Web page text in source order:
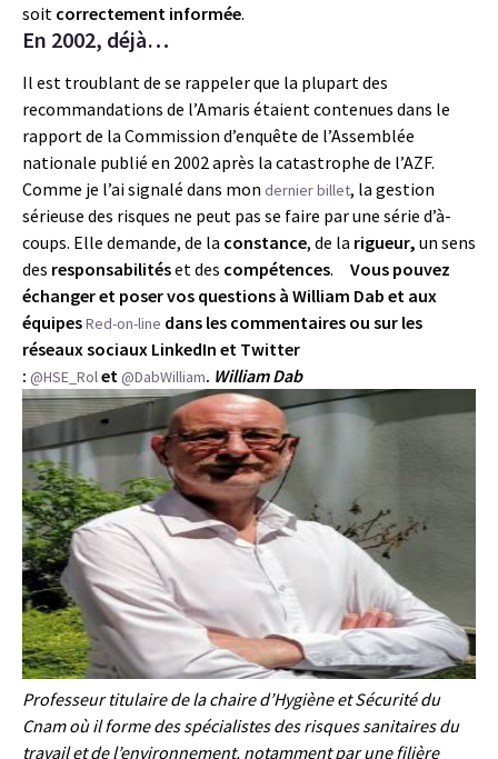
soit correctement informée.
En 2002, déjà…
Il est troublant de se rappeler que la plupart des
recommandations de l’Amaris étaient contenues dans le
rapport de la Commission d’enquête de l’Assemblée
nationale publié en 2002 après la catastrophe de l’AZF.
Comme je l’ai signalé dans mon dernier billet, la gestion
sérieuse des risques ne peut pas se faire par une série d’à-
coups. Elle demande, de la constance, de la rigueur, un sens
des responsabilitéset des compétences. Vous pouvez
échanger et poser vos questions à William Dab et aux
équipesRed-on-line dans les commentaires ou sur les
réseaux sociaux LinkedIn et Twitter
: @HSE_Rolet@DabWilliam. William Dab
Professeur titulaire de la chaire d’Hygiène et Sécurité du
Cnam où il forme des spécialistes des risques sanitaires du
travail et de l’environnement, notamment par une filière